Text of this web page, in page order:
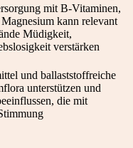
mit B-Vitaminen,
kann relevant
Müdigkeit,
verstärken
und ballaststoffreiche
unterstützen und
die mit